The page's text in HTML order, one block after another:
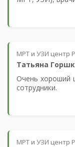
МРТ и УЗИ центр
Татьяна
Очень хороший
сотрудники.
МРТ и УЗИ центр